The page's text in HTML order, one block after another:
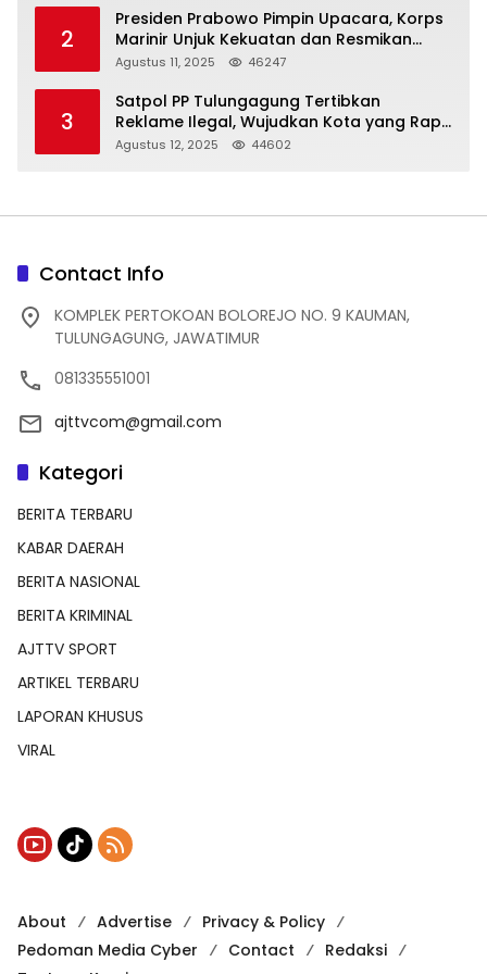
2
Presiden Prabowo Pimpin Upacara, Korps
Marinir Unjuk Kekuatan dan Resmikan
Struktur Baru
Agustus 11, 2025 46247
3
Satpol PP Tulungagung Tertibkan
Reklame Ilegal, Wujudkan Kota yang Rapi
dan Indah
Agustus 12, 2025 44602
Contact Info
KOMPLEK PERTOKOAN BOLOREJO NO. 9 KAUMAN,
TULUNGAGUNG, JAWATIMUR
081335551001
ajttvcom@gmail.com
Kategori
BERITA TERBARU
KABAR DAERAH
BERITA NASIONAL
BERITA KRIMINAL
AJTTV SPORT
ARTIKEL TERBARU
LAPORAN KHUSUS
VIRAL
About Advertise
Privacy & Policy
Pedoman Media Cyber
Contact
Redaksi